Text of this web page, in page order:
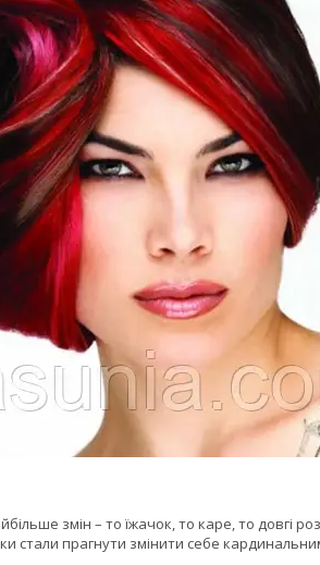
змін – то їжачок, то каре, то довгі
стали прагнути змінити себе